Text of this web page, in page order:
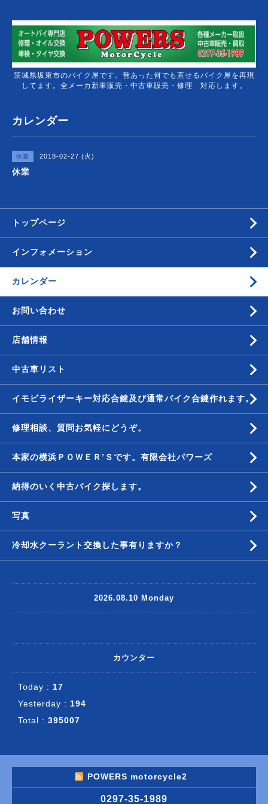
茨城県坂東市のバイク屋です。昔あった何でも直せるバイク屋を再現
してます。全メーカ新車販売・中古車販売・修理 対応します。
カレンダー
休業 2018-02-27 (火)
休業
トップページ
インフォメーション
カレンダー
お問い合わせ
店舗情報
中古車リスト
イモビライザーキー対応合鍵及び通常バイク合鍵作れます。
修理相談、質問お気軽にどうぞ。
本家の横浜ＰＯＷＥＲ’Ｓです。有限会社パワーズ
納得のいく中古バイク探します。
写真
冷却水クーラント交換した事有りますか？
2026.08.10 Monday
カウンター
Today : 17
Yesterday : 194
Total : 395007
POWERS motorcycle2
0297-35-1989